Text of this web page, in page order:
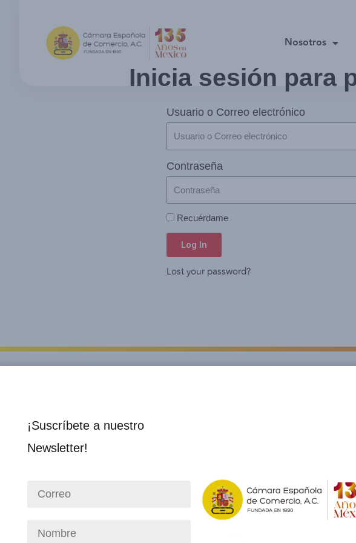
Nosotros
Inicia sesión para
Usuario o Correo electrónico
Contraseña
Recuérdame
Log In
Lost your password?
Nosotros
Socios y afiliación
Directorio de Socios
Membresía
¡Suscríbete a nuestro
Newsletter!